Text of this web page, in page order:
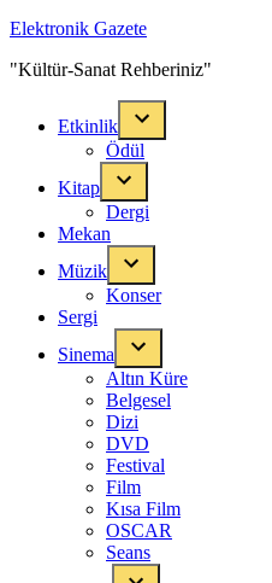
Elektronik Gazete
"Kültür-Sanat Rehberiniz"
Etkinlik
Ödül
Kitap
Dergi
Mekan
Müzik
Konser
Sergi
Sinema
Altın Küre
Belgesel
Dizi
DVD
Festival
Film
Kısa Film
OSCAR
Seans